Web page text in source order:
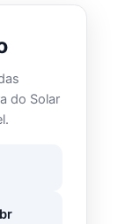
do Solar